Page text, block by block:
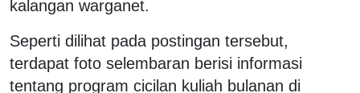
kalangan warganet.
Seperti dilihat pada postingan tersebut,
terdapat foto selembaran berisi informasi
tentang program cicilan kuliah bulanan di